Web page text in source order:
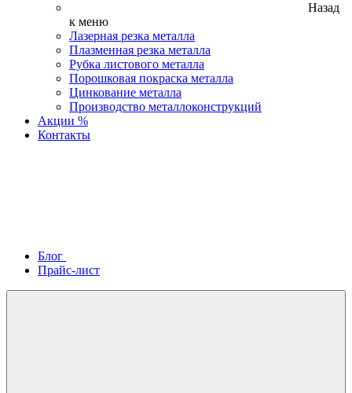
Назад
к меню
Лазерная резка металла
Плазменная резка металла
Рубка листового металла
Порошковая покраска металла
Цинкование металла
Производство металлоконструкций
Акции %
Контакты
Блог
Прайс-лист